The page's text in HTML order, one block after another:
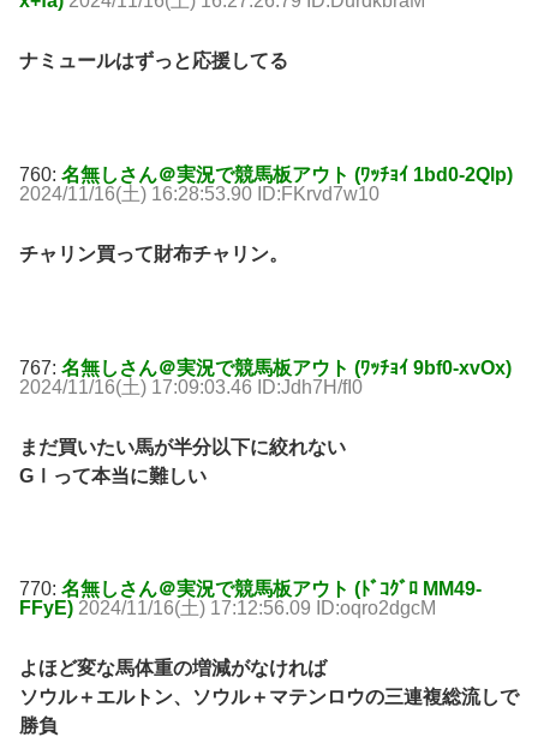
ナミュールはずっと応援してる
760: 名無しさん＠実況で競馬板アウト (ﾜｯﾁｮｲ 1bd0-2Qlp)
2024/11/16(土) 16:28:53.90 ID:FKrvd7w10
チャリン買って財布チャリン。
767: 名無しさん＠実況で競馬板アウト (ﾜｯﾁｮｲ 9bf0-xvOx)
2024/11/16(土) 17:09:03.46 ID:Jdh7H/fI0
まだ買いたい馬が半分以下に絞れない
GⅠって本当に難しい
770: 名無しさん＠実況で競馬板アウト (ﾄﾞｺｸﾞﾛ MM49-
FFyE) 2024/11/16(土) 17:12:56.09 ID:oqro2dgcM
よほど変な馬体重の増減がなければ
ソウル＋エルトン、ソウル＋マテンロウの三連複総流しで
勝負